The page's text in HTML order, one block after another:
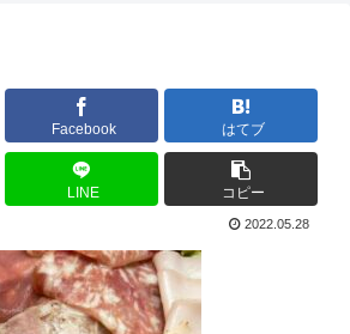
Facebook はてブ
LINE コピー
2022.05.28